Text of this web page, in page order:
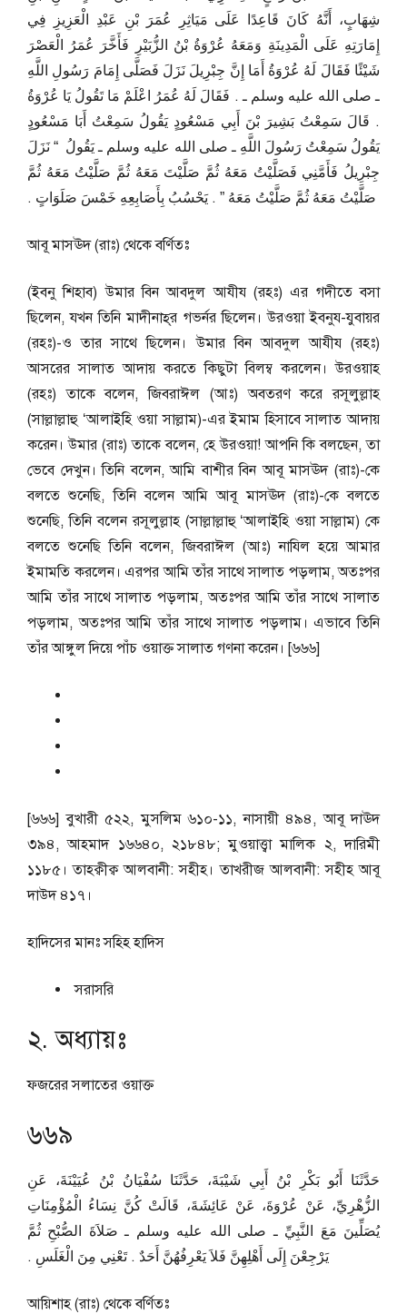
شِهَابٍ، أَنَّهُ كَانَ قَاعِدًا عَلَى مَيَاثِرِ عُمَرَ بْنِ عَبْدِ الْعَزِيزِ فِي
إِمَارَتِهِ عَلَى الْمَدِينَةِ وَمَعَهُ عُرْوَةُ بْنُ الزُّبَيْرِ فَأَخَّرَ عُمَرُ الْعَصْرَ
شَيْئًا فَقَالَ لَهُ عُرْوَةُ أَمَا إِنَّ جِبْرِيلَ نَزَلَ فَصَلَّى إِمَامَ رَسُولِ اللَّهِ
ـ صلى الله عليه وسلم ـ ‏.‏ فَقَالَ لَهُ عُمَرُ اعْلَمْ مَا تَقُولُ يَا عُرْوَةُ
‏.‏ قَالَ سَمِعْتُ بَشِيرَ بْنَ أَبِي مَسْعُودٍ يَقُولُ سَمِعْتُ أَبَا مَسْعُودٍ
يَقُولُ سَمِعْتُ رَسُولَ اللَّهِ ـ صلى الله عليه وسلم ـ يَقُولُ ‏ “‏ نَزَلَ
جِبْرِيلُ فَأَمَّنِي فَصَلَّيْتُ مَعَهُ ثُمَّ صَلَّيْتَ مَعَهُ ثُمَّ صَلَّيْتُ مَعَهُ ثُمَّ
صَلَّيْتُ مَعَهُ ثُمَّ صَلَّيْتُ مَعَهُ ‏”‏ ‏.‏ يَحْسُبُ بِأَصَابِعِهِ خَمْسَ صَلَوَاتٍ ‏.‏
আবূ মাসঊদ (রাঃ) থেকে বর্ণিতঃ
(ইবনু শিহাব) উমার বিন আবদুল আযীয (রহঃ) এর গদীতে বসা
ছিলেন, যখন তিনি মাদীনাহ্‌র গভর্নর ছিলেন। উরওয়া ইবনুয-যুবায়র
(রহঃ)-ও তার সাথে ছিলেন। উমার বিন আবদুল আযীয (রহঃ)
আসরের সালাত আদায় করতে কিছুটা বিলম্ব করলেন। উরওয়াহ
(রহঃ) তাকে বলেন, জিবরাঈল (আঃ) অবতরণ করে রসূলুল্লাহ
(সাল্লাল্লাহু ‘আলাইহি ওয়া সাল্লাম)-এর ইমাম হিসাবে সালাত আদায়
করেন। উমার (রাঃ) তাকে বলেন, হে উরওয়া! আপনি কি বলছেন, তা
ভেবে দেখুন। তিনি বলেন, আমি বাশীর বিন আবূ মাসঊদ (রাঃ)-কে
বলতে শুনেছি, তিনি বলেন আমি আবূ মাসঊদ (রাঃ)-কে বলতে
শুনেছি, তিনি বলেন রসূলুল্লাহ (সাল্লাল্লাহু ‘আলাইহি ওয়া সাল্লাম) কে
বলতে শুনেছি তিনি বলেন, জিবরাঈল (আঃ) নাযিল হয়ে আমার
ইমামতি করলেন। এরপর আমি তাঁর সাথে সালাত পড়লাম, অতঃপর
আমি তাঁর সাথে সালাত পড়লাম, অতঃপর আমি তাঁর সাথে সালাত
পড়লাম, অতঃপর আমি তাঁর সাথে সালাত পড়লাম। এভাবে তিনি
তাঁর আঙ্গুল দিয়ে পাঁচ ওয়াক্ত সালাত গণনা করেন। [৬৬৬]
[৬৬৬] বুখারী ৫২২, মুসলিম ৬১০-১১, নাসায়ী ৪৯৪, আবূ দাঊদ
৩৯৪, আহমাদ ১৬৬৪০, ২১৮৪৮; মুওয়াত্ত্বা মালিক ২, দারিমী
১১৮৫। তাহক্বীক্ব আলবানী: সহীহ। তাখরীজ আলবানী: সহীহ আবূ
দাউদ ৪১৭।
হাদিসের মানঃসহিহ হাদিস
সরাসরি
২. অধ্যায়ঃ
ফজরের সলাতের ওয়াক্ত
৬৬৯
حَدَّثَنَا أَبُو بَكْرِ بْنُ أَبِي شَيْبَةَ، حَدَّثَنَا سُفْيَانُ بْنُ عُيَيْنَةَ، عَنِ
الزُّهْرِيِّ، عَنْ عُرْوَةَ، عَنْ عَائِشَةَ، قَالَتْ كُنَّ نِسَاءُ الْمُؤْمِنَاتِ
يُصَلِّينَ مَعَ النَّبِيِّ ـ صلى الله عليه وسلم ـ صَلاَةَ الصُّبْحِ ثُمَّ
يَرْجِعْنَ إِلَى أَهْلِهِنَّ فَلاَ يَعْرِفُهُنَّ أَحَدٌ ‏.‏ تَعْنِي مِنَ الْغَلَسِ ‏.‏
আয়িশাহ (রাঃ) থেকে বর্ণিতঃ